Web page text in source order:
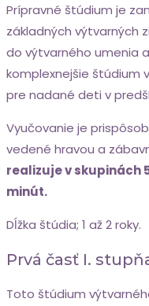
Prípravné štúdium je
základných výtvarných
do výtvarného umenia
komplexnejšie štúdium
pre nadané deti v
Vyučovanie je
vedené hravou a
realizuje v skupinách
minút.
Dĺžka štúdia; 1 až 2 roky.
Prvá časť I.
Toto štúdium